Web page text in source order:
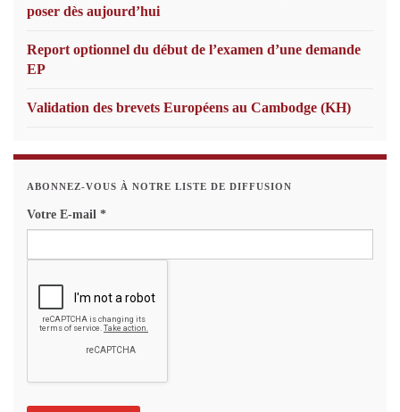
poser dès aujourd’hui
Report optionnel du début de l’examen d’une demande
EP
Validation des brevets Européens au Cambodge (KH)
ABONNEZ-VOUS À NOTRE LISTE DE DIFFUSION
Votre E-mail *